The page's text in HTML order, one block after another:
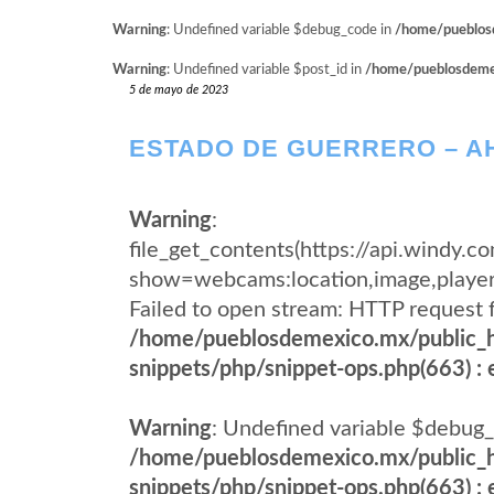
Warning: Undefined variable $debug_code in /home/
Warning: Undefined variable $post_id in /home/
5 de mayo de 2023
ESTADO DE GUERRERO –
Warning:
file_get_contents(https://
Failed to open stream: HTTP
/home/pueblosdemexico.mx/
snippets/php/snippet-ops.php(663) :
Warning: Undefined variable
/home/pueblosdemexico.mx/
snippets/php/snippet-ops.php(663) :